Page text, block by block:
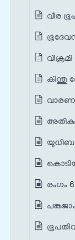
വീര
കിന്തു
രംഗം